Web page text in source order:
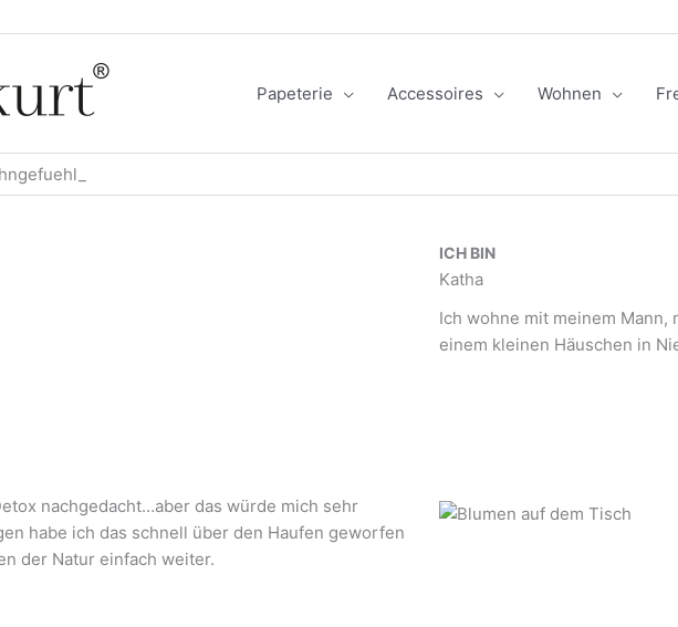
Papeterie
Accessoires Wohnen
ICH BIN
Katha
Ich wohne mit meinem
einem kleinen Häuschen in
nachgedacht…aber das würde mich sehr
habe ich das schnell über den Haufen geworfen
der Natur einfach weiter.